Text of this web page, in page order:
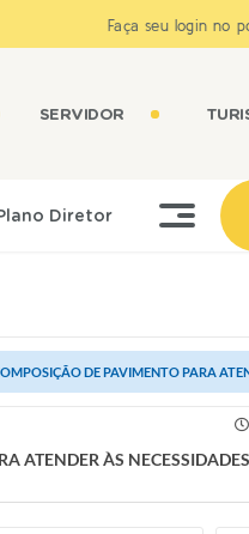
Faça seu login no
SERVIDOR
Diretor
DE PAVIMENTO PARA
ATENDER ÀS